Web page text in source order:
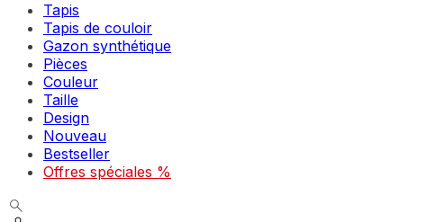
Tapis
Tapis de couloir
Gazon synthétique
Pièces
Couleur
Taille
Design
Nouveau
Bestseller
Offres spéciales %